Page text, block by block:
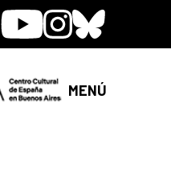
YoutubeInstagram
Bluesky
MENÚ